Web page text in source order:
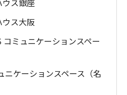
ス大阪
コミュニケーションスペー
ニケーションスペース（名